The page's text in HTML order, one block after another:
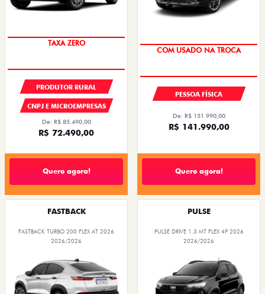
TAXA ZERO
PRODUTOR RURAL
CNPJ E MICROEMPRESAS
De: R$ 85.490,00
R$ 72.490,00
Quero agora!
COM USADO NA TROCA
PESSOA FÍSICA
De: R$ 151.990,00
R$ 141.990,00
Quero agora!
FASTBACK
FASTBACK TURBO 200 FLEX AT 2026
2026/2026
PULSE
PULSE DRIVE 1.3 MT FLEX 4P 2026
2026/2026